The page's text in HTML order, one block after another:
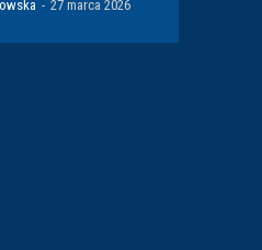
- 27 marca 2026